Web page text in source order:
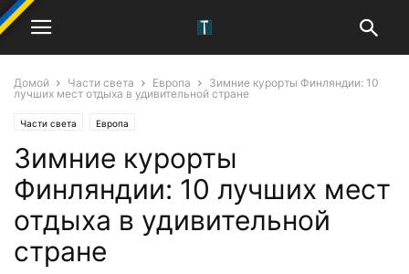
Домой Части света Европа
Зимние курорты Финляндии: 10
лучших мест отдыха в удивительной стране
Части света Европа
Зимние курорты
Финляндии: 10 лучших мест
отдыха в удивительной
стране